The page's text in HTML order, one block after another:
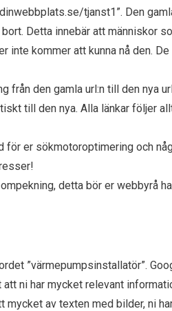
tjanst1”. Den
Detta innebär att människor
inte kommer att kunna nå den.
från den gamla url:n till den nya
till den nya. Alla länkar följer
för er sökmotoroptimering och
detta bör er webbyrå
”värmepumpsinstallatör”.
ni har mycket relevant
mycket av texten med bilder, ni